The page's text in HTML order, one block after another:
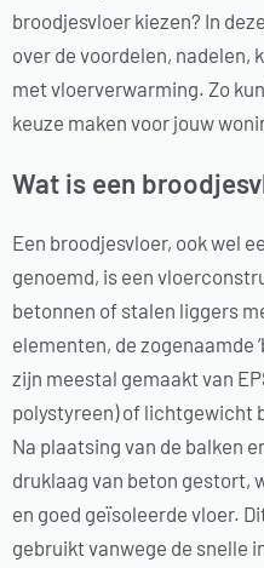
broodjesvloer kiezen? In
over de voordelen, nadelen,
met vloerverwarming. Zo
keuze maken voor jouw
Wat is een
Een broodjesvloer, ook wel
genoemd, is een
betonnen of stalen liggers
elementen, de zogenaamde
zijn meestal gemaakt van
polystyreen) of lichtgewicht
Na plaatsing van de balken
druklaag van beton gestort,
en goed geïsoleerde vloer.
gebruikt vanwege de snelle